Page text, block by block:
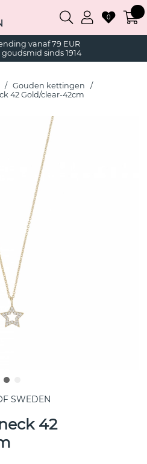
vanaf 79 EUR
sinds 1914
0
Gouden kettingen
42 Gold/clear-42cm
SWEDEN
42